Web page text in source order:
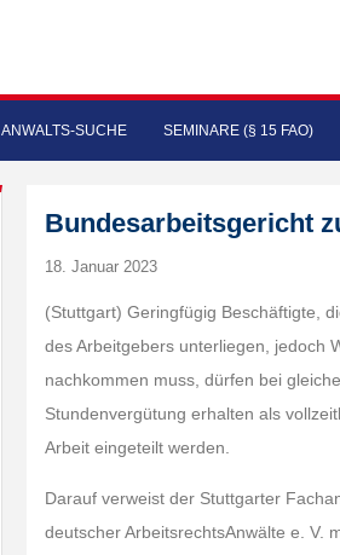
ANWALTS-SUCHE SEMINARE (§ 15 FAO)
Bundesarbeitsgericht
18. Januar 2023
(Stuttgart) Geringfügig Beschäftigte,
des Arbeitgebers unterliegen, jedoch
nachkommen muss, dürfen bei
Stundenvergütung erhalten als
Arbeit eingeteilt werden.
Darauf verweist der Stuttgarter
deutscher ArbeitsrechtsAnwälte e. V.